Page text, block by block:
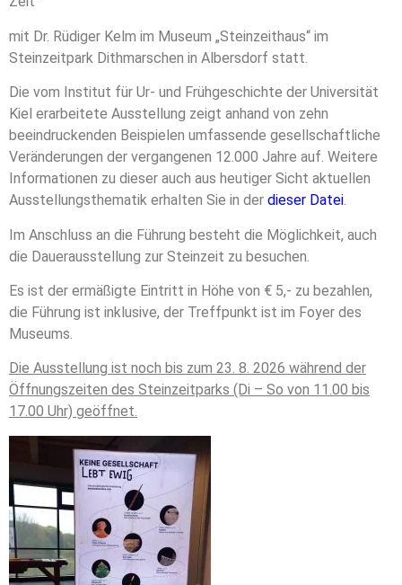
mit Dr. Rüdiger Kelm im Museum „Steinzeithaus“ im
Steinzeitpark Dithmarschen in Albersdorf statt.
Die vom Institut für Ur- und Frühgeschichte der Universität
Kiel erarbeitete Ausstellung zeigt anhand von zehn
beeindruckenden Beispielen umfassende gesellschaftliche
Veränderungen der vergangenen 12.000 Jahre auf. Weitere
Informationen zu dieser auch aus heutiger Sicht aktuellen
Ausstellungsthematik erhalten Sie in der dieser Datei.
Im Anschluss an die Führung besteht die Möglichkeit, auch
die Dauerausstellung zur Steinzeit zu besuchen.
Es ist der ermäßigte Eintritt in Höhe von € 5,- zu bezahlen,
die Führung ist inklusive, der Treffpunkt ist im Foyer des
Museums.
Die Ausstellung ist noch bis zum 23. 8. 2026 während der
Öffnungszeiten des Steinzeitparks (Di – So von 11.00 bis
17.00 Uhr) geöffnet.